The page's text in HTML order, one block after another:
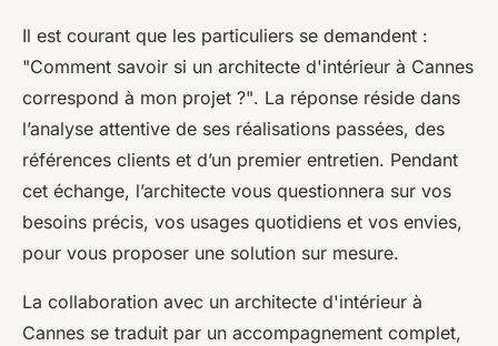
Il est courant que les particuliers se demandent :
"Comment savoir si un architecte d'intérieur à Cannes
correspond à mon projet ?". La réponse réside dans
l’analyse attentive de ses réalisations passées, des
références clients et d’un premier entretien. Pendant
cet échange, l’architecte vous questionnera sur vos
besoins précis, vos usages quotidiens et vos envies,
pour vous proposer une solution sur mesure.
La collaboration avec un architecte d'intérieur à
Cannes se traduit par un accompagnement complet,